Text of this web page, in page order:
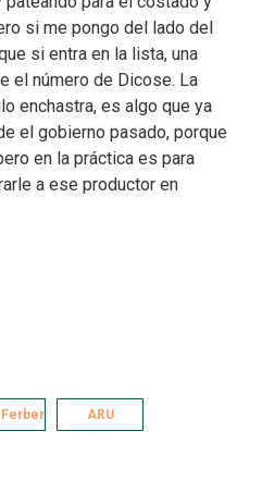
si me pongo del lado del
si entra en la lista, una
el número de Dicose. La
enchastra, es algo que ya
el gobierno pasado, porque
en la práctica es para
a ese productor en
Ferber ARU